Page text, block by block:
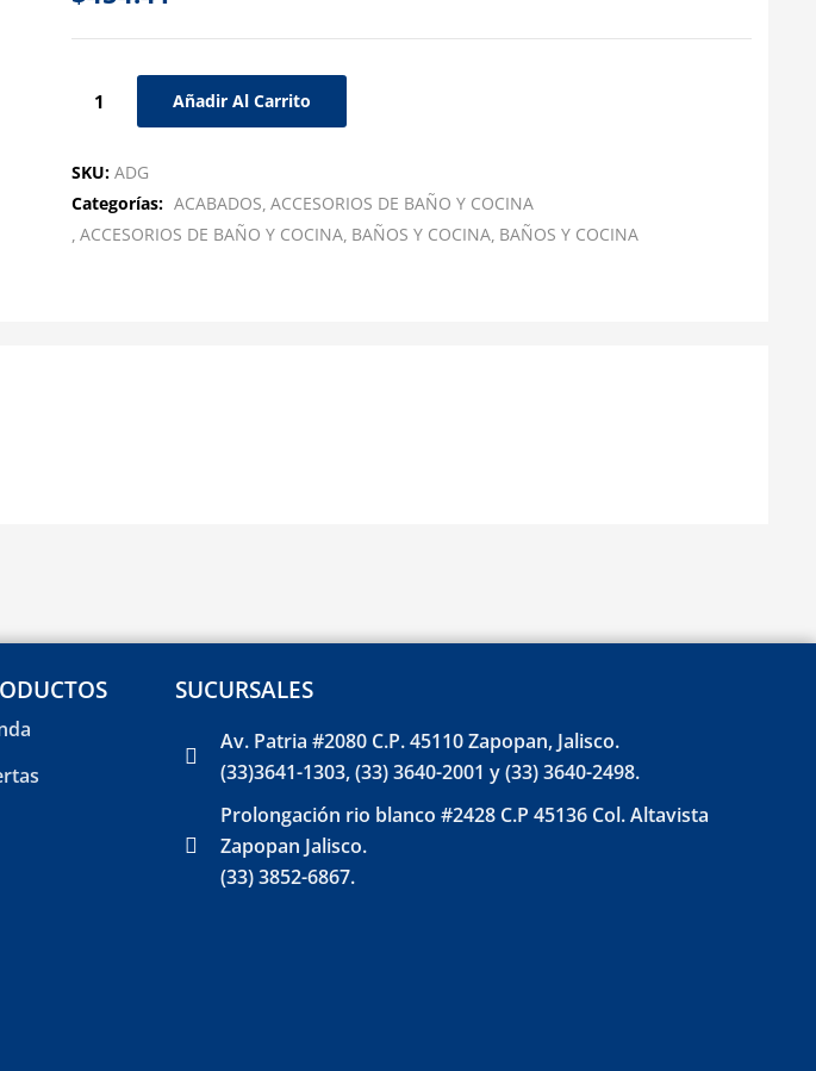
Añadir Al Carrito
SKU: ADG
Categorías: ACABADOS ACCESORIOS DE BAÑO Y COCINA
ACCESORIOS DE BAÑO Y COCINA BAÑOS Y COCINA BAÑOS Y COCINA
SUCURSALES
Av. Patria #2080 C.P. 45110 Zapopan, Jalisco.
(33)3641-1303, (33) 3640-2001 y (33) 3640-2498.
Prolongación rio blanco #2428 C.P 45136 Col. Altavista
Zapopan Jalisco.
(33) 3852-6867.